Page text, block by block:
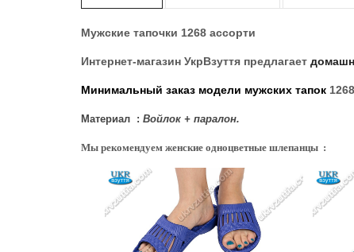
Мужские тапочки 1268 ассорти
Интернет-магазин УкрВзуття предлагает
Минимальный заказ модели мужских тапок 1268
Материал : Войлок + паралон.
Мы рекомендуем женские одноцветные шлепанцы :